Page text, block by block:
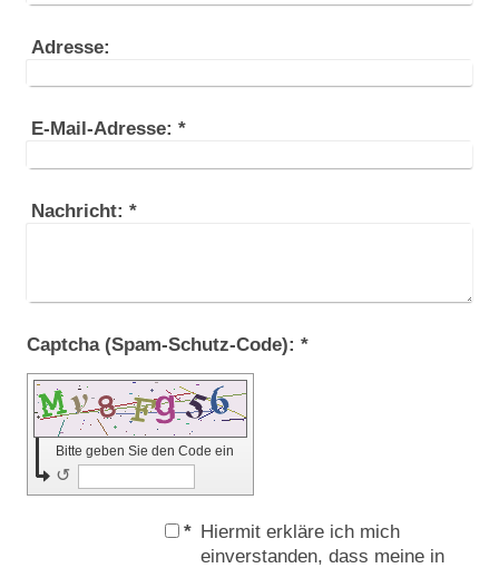
Adresse:
E-Mail-Adresse: *
Nachricht: *
Captcha (Spam-Schutz-Code): *
Bitte geben Sie den Code ein
↺
* Hiermit erkläre ich mich
einverstanden, dass meine in